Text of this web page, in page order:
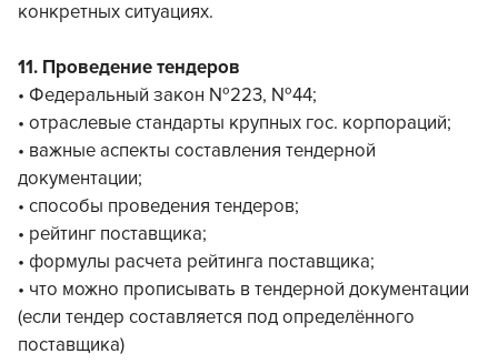
конкретных ситуациях.
11. Проведение тендеров
• Федеральный закон №223, №44;
• отраслевые стандарты крупных гос. корпораций;
• важные аспекты составления тендерной
документации;
• способы проведения тендеров;
• рейтинг поставщика;
• формулы расчета рейтинга поставщика;
• что можно прописывать в тендерной документации
(если тендер составляется под определённого
поставщика)